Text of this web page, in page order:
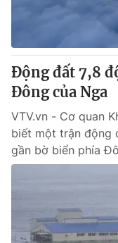
Thế giới đó đây
Câu chuyện quốc tế
Thị trường
Góc doanh nghiệp
Dữ liệu và đời
Truyền hình
Phim VTV
Hậu trường
Nhân vật
Giải sao mai
Giải trí
Điện ảnh
Đời sống
Làm đẹp
Chất lượng cuộc
Tuyển sinh
Công nghệ
Động đất 7,8
Đông của Nga
VTV.vn - Cơ quan
biết một trận động
gần bờ biển phía